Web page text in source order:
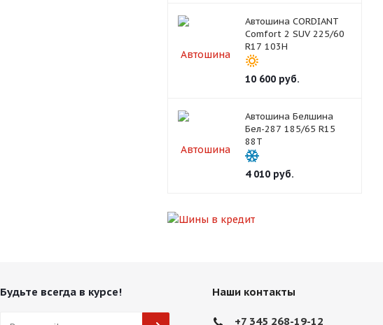
Автошина CORDIANT
Comfort 2 SUV 225/60
R17 103H
10 600руб.
Автошина Белшина
Бел-287 185/65 R15
88T
4 010руб.
Будьте всегда в курсе! Наши контакты
+7 345 268-19-12